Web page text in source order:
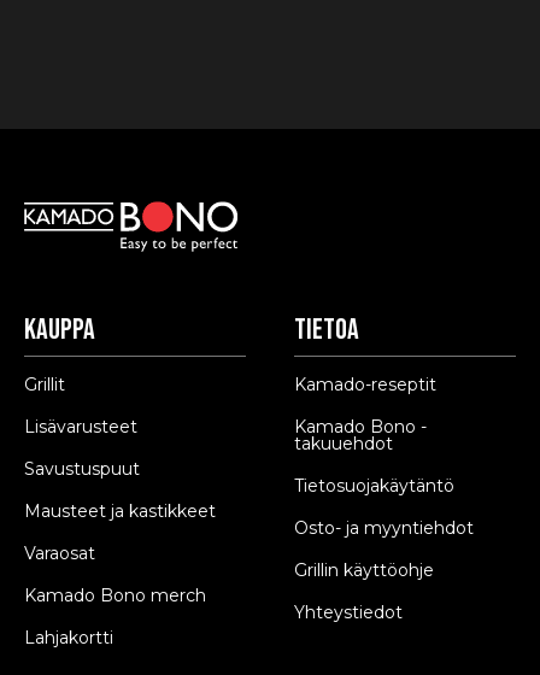
Kauppa
Grillit
Lisävarusteet
Savustuspuut
Mausteet ja kastikkeet
Varaosat
Kamado Bono merch
Lahjakortti
Tietoa
Kamado-reseptit
Kamado Bono -
takuuehdot
Tietosuojakäytäntö
Osto- ja myyntiehdot
Grillin käyttöohje
Yhteystiedot